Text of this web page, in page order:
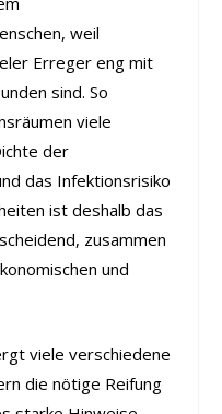
weil
Erreger eng mit
sind. So
viele
der
das Infektionsrisiko
ist deshalb das
zusammen
und
viele verschiedene
die nötige Reifung